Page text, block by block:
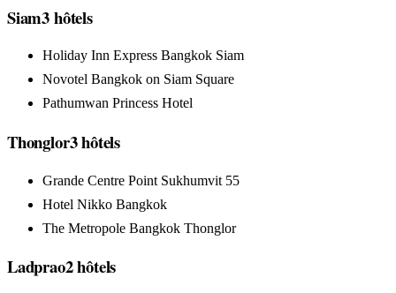
Siam3hôtels
Holiday Inn Express Bangkok Siam
Novotel Bangkok on Siam Square
Pathumwan Princess Hotel
Thonglor3hôtels
Grande Centre Point Sukhumvit 55
Hotel Nikko Bangkok
The Metropole Bangkok Thonglor
Ladprao2hôtels